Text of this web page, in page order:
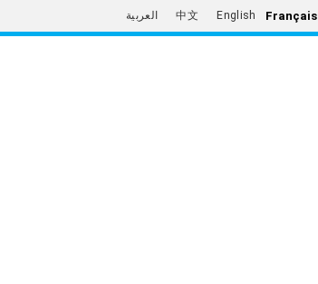
العربية 中文 English Français